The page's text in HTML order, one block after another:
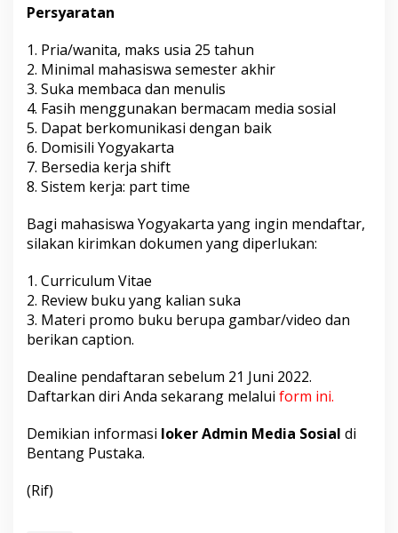
l
Persyaratan
1. Pria/wanita, maks usia 25 tahun
2. Minimal mahasiswa semester akhir
3. Suka membaca dan menulis
4. Fasih menggunakan bermacam media sosial
5. Dapat berkomunikasi dengan baik
6. Domisili Yogyakarta
7. Bersedia kerja shift
8. Sistem kerja: part time
Bagi mahasiswa Yogyakarta yang ingin mendaftar,
silakan kirimkan dokumen yang diperlukan:
1. Curriculum Vitae
2. Review buku yang kalian suka
3. Materi promo buku berupa gambar/video dan
berikan caption.
Dealine pendaftaran sebelum 21 Juni 2022.
Daftarkan diri Anda sekarang melalui form ini.
Demikian informasi loker Admin Media Sosial di
Bentang Pustaka.
(Rif)